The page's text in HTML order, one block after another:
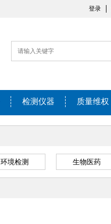
登录
检测仪器 质量维权
环境检测 生物医药